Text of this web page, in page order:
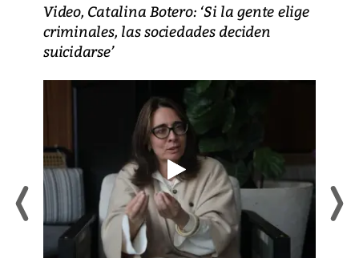
Video, Catalina Botero: ‘Si la gente elige
criminales, las sociedades deciden
suicidarse’